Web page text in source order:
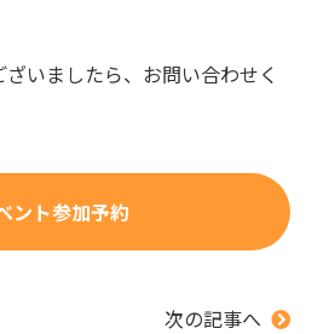
いましたら、お問い合わせく
ント参加予約
次の記事へ